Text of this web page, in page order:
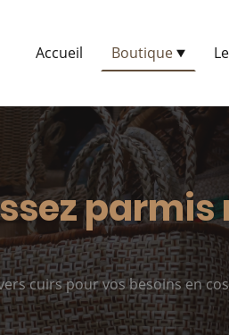
Accueil Boutique
cuirs pour vos besoins en